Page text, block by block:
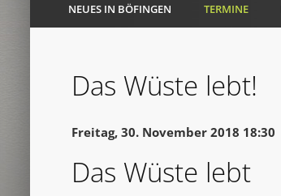
NEUES IN BÖFINGEN TERMINE
Das Wüste lebt!
Freitag, 30. November 2018 18:30
Das Wüste lebt